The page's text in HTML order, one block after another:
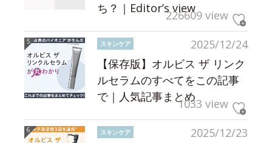
ち？｜Editor’s view226609 view
2025/12/24
スキンケア
【保存版】オルビス ザ リンク
ルセラムのすべてをこの記事
で｜人気記事まとめ1033 view
2025/12/23
スキンケア